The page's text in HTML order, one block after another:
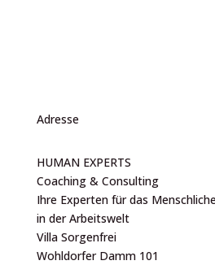
Adresse
HUMAN EXPERTS
Coaching & Consulting
Ihre Experten für das
in der Arbeitswelt
Villa Sorgenfrei
Wohldorfer Damm 101